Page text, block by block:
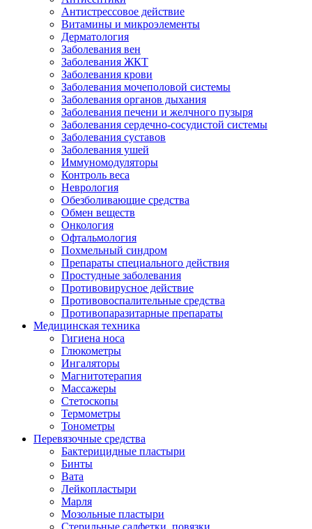
Антистрессовое действие
Витамины и микроэлементы
Дерматология
Заболевания вен
Заболевания ЖКТ
Заболевания крови
Заболевания мочеполовой системы
Заболевания органов дыхания
Заболевания печени и желчного пузыря
Заболевания сердечно-сосудистой системы
Заболевания суставов
Заболевания ушей
Иммуномодуляторы
Контроль веса
Неврология
Обезболивающие средства
Обмен веществ
Онкология
Офтальмология
Похмельный синдром
Препараты специального действия
Простудные заболевания
Противовирусное действие
Противовоспалительные средства
Противопаразитарные препараты
Медицинская техника
Гигиена носа
Глюкометры
Ингаляторы
Магнитотерапия
Массажеры
Стетоскопы
Термометры
Тонометры
Перевязочные средства
Бактерицидные пластыри
Бинты
Вата
Лейкопластыри
Марля
Мозольные пластыри
Стерильные салфетки, повязки